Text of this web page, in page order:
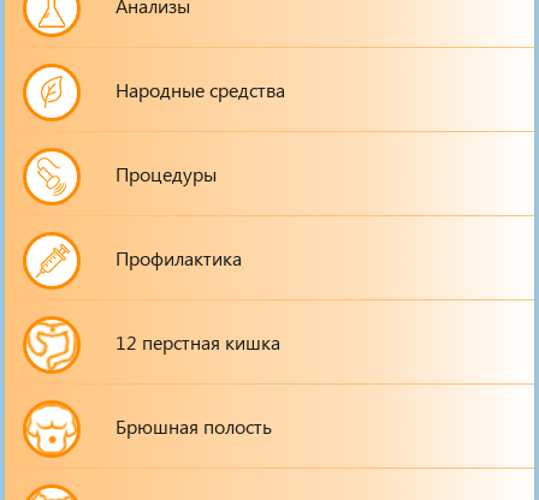
Анализы
Народные средства
Процедуры
Профилактика
12 перстная кишка
Брюшная полость